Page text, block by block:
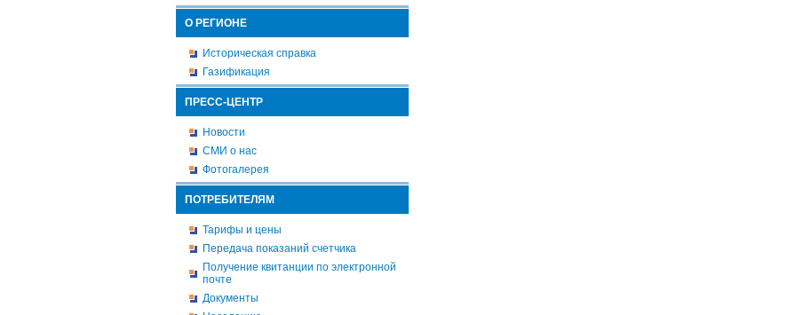
О РЕГИОНЕ
Историческая справка
Газификация
ПРЕСС-ЦЕНТР
Новости
СМИ о нас
Фотогалерея
ПОТРЕБИТЕЛЯМ
Тарифы и цены
Передача показаний счетчика
Получение квитанции по электронной
почте
Документы